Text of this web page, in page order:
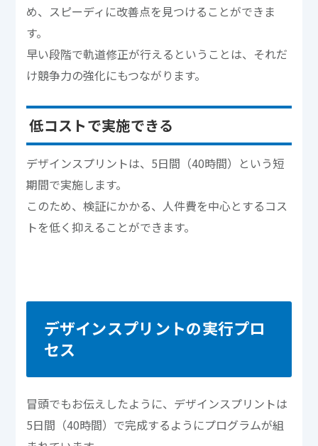
め、スピーディに改善点を見つけることができま
す。
早い段階で軌道修正が行えるということは、それだ
け競争力の強化にもつながります。
低コストで実施できる
デザインスプリントは、5日間（40時間）という短
期間で実施します。
このため、検証にかかる、人件費を中心とするコス
トを低く抑えることができます。
デザインスプリントの実行プロ
セス
冒頭でもお伝えしたように、デザインスプリントは
5日間（40時間）で完成するようにプログラムが組